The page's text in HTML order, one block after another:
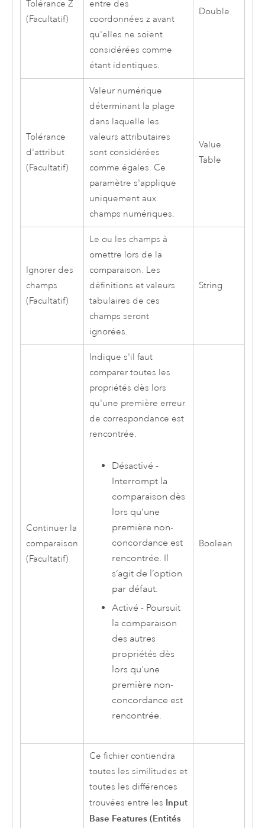
Tolérance Z
(Facultatif)
entre des
coordonnées z avant
qu'elles ne soient
considérées comme
étant identiques.
Double
Tolérance
d'attribut
(Facultatif)
Valeur numérique
déterminant la plage
dans laquelle les
valeurs attributaires
sont considérées
comme égales. Ce
paramètre s'applique
uniquement aux
champs numériques.
Value
Table
Ignorer des
champs
(Facultatif)
Le ou les champs à
omettre lors de la
comparaison. Les
définitions et valeurs
tabulaires de ces
champs seront
ignorées.
String
Continuer la
comparaison
(Facultatif)
Indique s'il faut
comparer toutes les
propriétés dès lors
qu'une première erreur
de correspondance est
rencontrée.
Désactivé -
Interrompt la
comparaison dès
lors qu'une
première non-
concordance est
rencontrée. Il
s’agit de l’option
par défaut.
Activé - Poursuit
la comparaison
des autres
propriétés dès
lors qu'une
première non-
concordance est
rencontrée.
Boolean
Ce fichier contiendra
toutes les similitudes et
toutes les différences
trouvées entre les Input
Base Features (Entités